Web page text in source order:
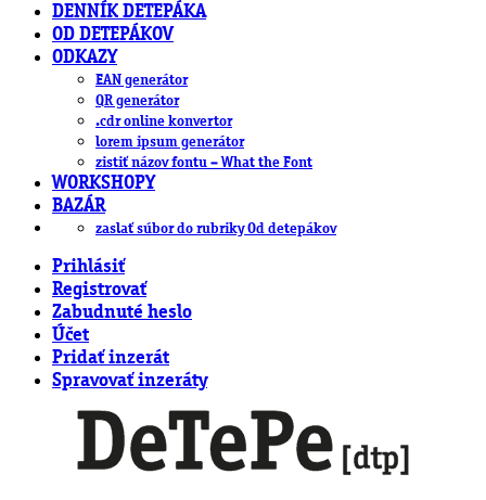
DENNÍK DETEPÁKA
OD DETEPÁKOV
ODKAZY
EAN generátor
QR generátor
.cdr online konvertor
lorem ipsum generátor
zistiť názov fontu – What the Font
WORKSHOPY
BAZÁR
zaslať súbor do rubriky Od detepákov
Prihlásiť
Registrovať
Zabudnuté heslo
Účet
Pridať inzerát
Spravovať inzeráty